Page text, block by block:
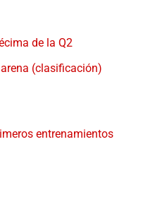
de la Q2
(clasificación)
entrenamientos